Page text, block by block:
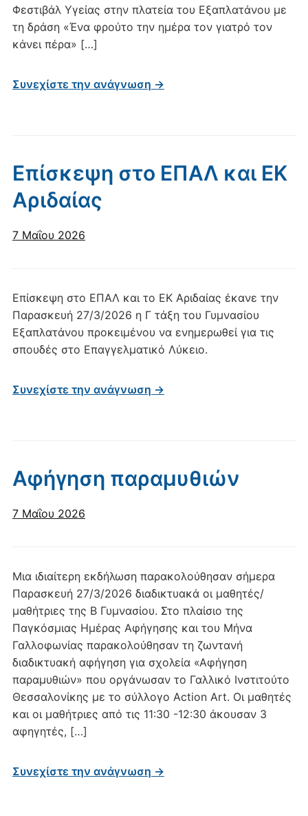
Φεστιβάλ Υγείας στην πλατεία του Εξαπλατάνου με
τη δράση «Ένα φρούτο την ημέρα τον γιατρό τον
κάνει πέρα» […]
Συνεχίστε την ανάγνωση →
Επίσκεψη στο ΕΠΑΛ και ΕΚ
Αριδαίας
7 Μαΐου 2026
Επίσκεψη στο ΕΠΑΛ και το ΕΚ Αριδαίας έκανε την
Παρασκευή 27/3/2026 η Γ τάξη του Γυμνασίου
Εξαπλατάνου προκειμένου να ενημερωθεί για τις
σπουδές στο Επαγγελματικό Λύκειο.
Συνεχίστε την ανάγνωση →
Αφήγηση παραμυθιών
7 Μαΐου 2026
Μια ιδιαίτερη εκδήλωση παρακολούθησαν σήμερα
Παρασκευή 27/3/2026 διαδικτυακά οι μαθητές/
μαθήτριες της Β Γυμνασίου. Στο πλαίσιο της
Παγκόσμιας Ημέρας Αφήγησης και του Μήνα
Γαλλοφωνίας παρακολούθησαν τη ζωντανή
διαδικτυακή αφήγηση για σχολεία «Αφήγηση
παραμυθιών» που οργάνωσαν το Γαλλικό Ινστιτούτο
Θεσσαλονίκης με το σύλλογο Action Art. Οι μαθητές
και οι μαθήτριες από τις 11:30 -12:30 άκουσαν 3
αφηγητές, […]
Συνεχίστε την ανάγνωση →